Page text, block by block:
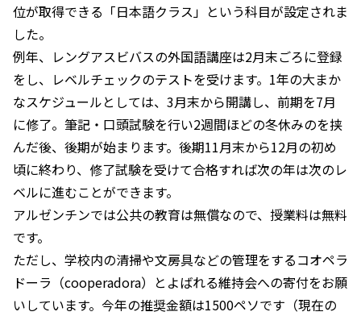
位が取得できる「日本語クラス」という科目が設定されま
した。
例年、レングアスビバスの外国語講座は2月末ごろに登録
をし、レベルチェックのテストを受けます。1年の大まか
なスケジュールとしては、3月末から開講し、前期を7月
に修了。筆記・口頭試験を行い2週間ほどの冬休みのを挟
んだ後、後期が始まります。後期11月末から12月の初め
頃に終わり、修了試験を受けて合格すれば次の年は次のレ
ベルに進むことができます。
アルゼンチンでは公共の教育は無償なので、授業料は無料
です。
ただし、学校内の清掃や文房具などの管理をするコオペラ
ドーラ（cooperadora）とよばれる維持会への寄付をお願
いしています。今年の推奨金額は1500ペソです（現在の